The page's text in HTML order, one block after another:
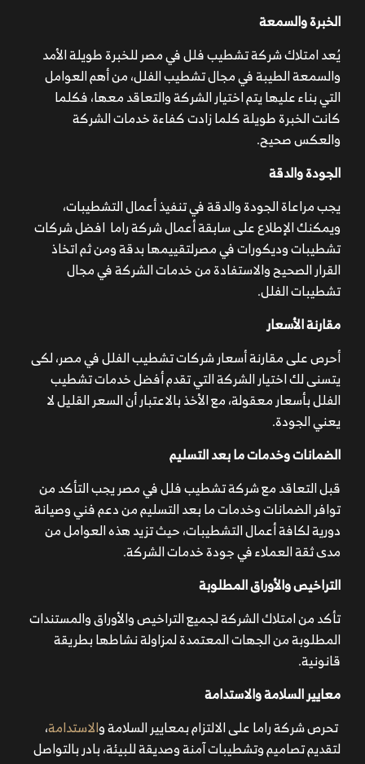
الخبرة والسمعة
يُعد امتلاك شركة تشطيب فلل في مصر للخبرة طويلة الأمد
والسمعة الطيبة في مجال تشطيب الفلل، من أهم العوامل
التي بناء عليها يتم اختيار الشركة والتعاقد معها، فكلما
كانت الخبرة طويلة كلما زادت كفاءة خدمات الشركة
والعكس صحيح.
الجودة والدقة
يجب مراعاة الجودة والدقة في تنفيذ أعمال التشطيبات،
ويمكنك الإطلاع على سابقة أعمال شركة راما افضل شركات
تشطيبات وديكورات في مصرلتقييمها بدقة ومن ثم اتخاذ
القرار الصحيح والاستفادة من خدمات الشركة في مجال
تشطيبات الفلل.
مقارنة الأسعار
أحرص على مقارنة أسعار شركات تشطيب الفلل في مصر، لكى
يتسنى لك اختيار الشركة التي تقدم أفضل خدمات تشطيب
الفلل بأسعار معقولة، مع الأخذ بالاعتبار أن السعر القليل لا
يعني الجودة.
الضمانات وخدمات ما بعد التسليم
قبل التعاقد مع شركة تشطيب فلل في مصر يجب التأكد من
توافر الضمانات وخدمات ما بعد التسليم من دعم فني وصيانة
دورية لكافة أعمال التشطيبات، حيث تزيد هذه العوامل من
مدى ثقة العملاء في جودة خدمات الشركة.
التراخيص والأوراق المطلوبة
تأكد من امتلاك الشركة لجميع التراخيص والأوراق والمستندات
المطلوبة من الجهات المعتمدة لمزاولة نشاطها بطريقة
قانونية.
معايير السلامة والاستدامة
تحرص شركة راما على الالتزام بمعايير السلامة والاستدامة،
لتقديم تصاميم وتشطيبات آمنة وصديقة للبيئة، بادر بالتواصل